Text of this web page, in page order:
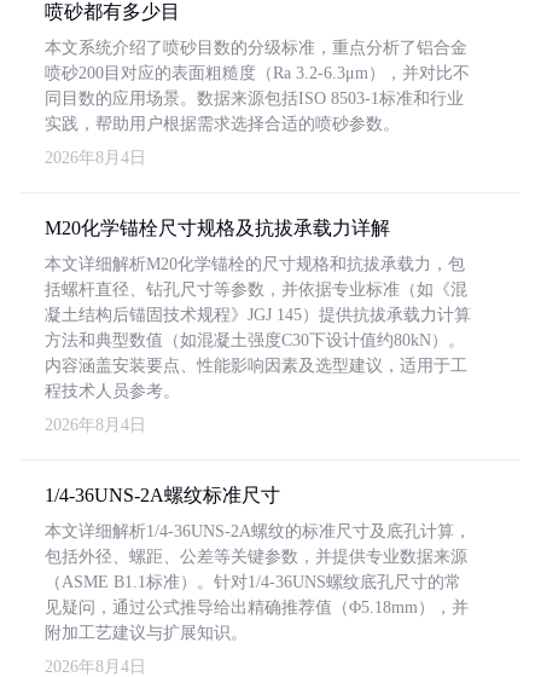
喷砂都有多少目
本文系统介绍了喷砂目数的分级标准，重点分析了铝合金
喷砂200目对应的表面粗糙度（Ra 3.2-6.3μm），并对比不
同目数的应用场景。数据来源包括ISO 8503-1标准和行业
实践，帮助用户根据需求选择合适的喷砂参数。
2026年8月4日
M20化学锚栓尺寸规格及抗拔承载力详解
本文详细解析M20化学锚栓的尺寸规格和抗拔承载力，包
括螺杆直径、钻孔尺寸等参数，并依据专业标准（如《混
凝土结构后锚固技术规程》JGJ 145）提供抗拔承载力计算
方法和典型数值（如混凝土强度C30下设计值约80kN）。
内容涵盖安装要点、性能影响因素及选型建议，适用于工
程技术人员参考。
2026年8月4日
1/4-36UNS-2A螺纹标准尺寸
本文详细解析1/4-36UNS-2A螺纹的标准尺寸及底孔计算，
包括外径、螺距、公差等关键参数，并提供专业数据来源
（ASME B1.1标准）。针对1/4-36UNS螺纹底孔尺寸的常
见疑问，通过公式推导给出精确推荐值（Φ5.18mm），并
附加工艺建议与扩展知识。
2026年8月4日